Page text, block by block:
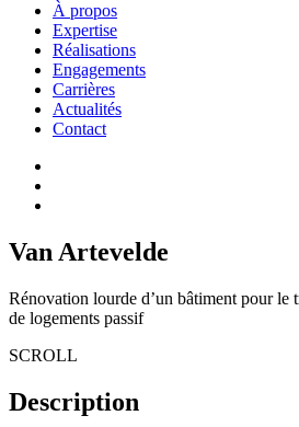
À propos
Expertise
Réalisations
Engagements
Carrières
Actualités
Contact
Van Artevelde
Rénovation lourde d’un bâtiment pour le
de logements passif
SCROLL
Description